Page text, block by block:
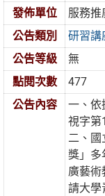
發佈單位
服務推
公告類別
研習講
公告等級
無
點閱次數
477
公告內容
一、依
視字第
二、國
獎」多
廣藝術
請大學